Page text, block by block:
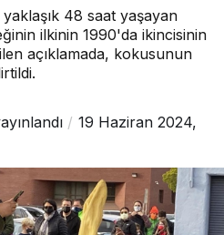
48 saat yaşayan
ilkinin 1990'da ikincisinin
açıklamada, kokusunun
19 Haziran 2024,